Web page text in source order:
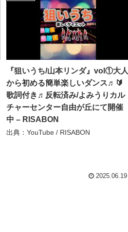
『狙いうち/山本リンダ』vol①大人
から初める簡単楽しいダンス♬🔰
歌詞付き♬反転済み/よみうりカル
チャーセンター自由が丘にて開催
中 – RISABON
出典：YouTube / RISABON
2025.06.19